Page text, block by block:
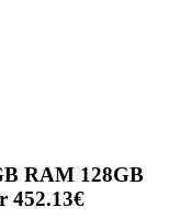
RAM 128GB
452.13€